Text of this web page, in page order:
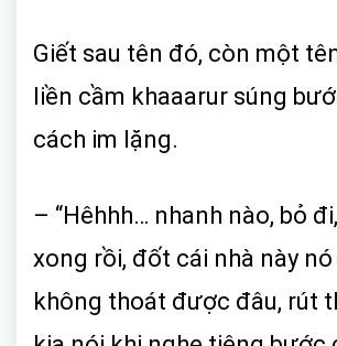
Giết sau tên đó, còn một
liền cầm khaaarur súng
cách im lặng.
– “Hêhhh… nhanh nào, bỏ
xong rồi, đốt cái nhà này
không thoát được đâu, rút